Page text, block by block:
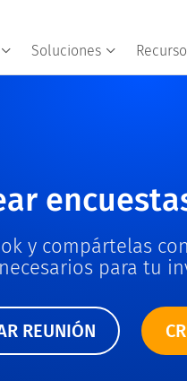
Soluciones
y compártelas
necesarios para tu
REUNIÓN